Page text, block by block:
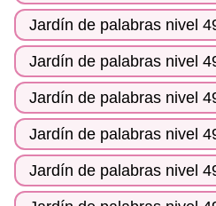
Jardín de palabras nivel
Jardín de palabras nivel
Jardín de palabras nivel
Jardín de palabras nivel
Jardín de palabras nivel